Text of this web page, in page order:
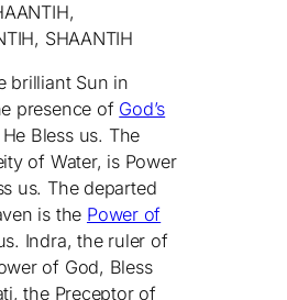
SHAANTIH
brilliant Sun in
presence of God’s
Bless us. The
of Water, is Power
us. The departed
is the Power of
Indra, the ruler of
of God, Bless
the Preceptor of